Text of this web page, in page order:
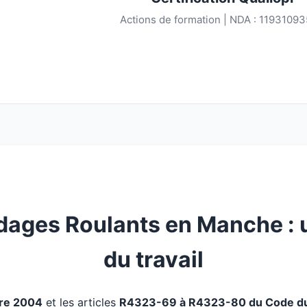
Actions de formation | NDA :
Roulants en Manche :
du travail
2004 et les articles R4323-69 à R4323-80 du Code